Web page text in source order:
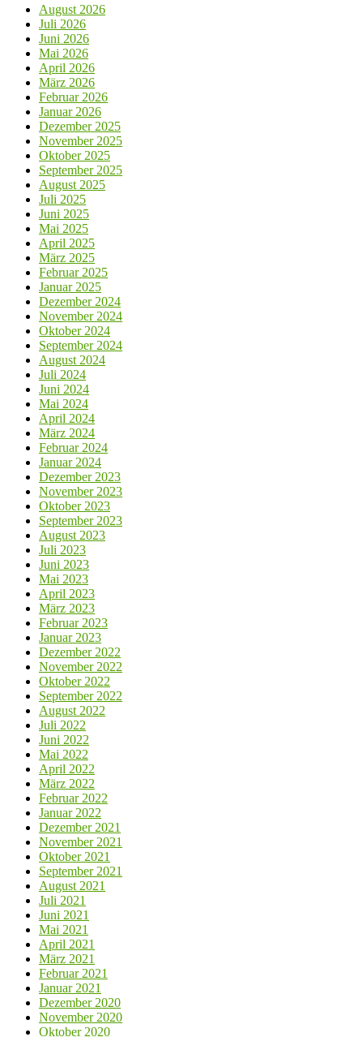
August 2026
Juli 2026
Juni 2026
Mai 2026
April 2026
März 2026
Februar 2026
Januar 2026
Dezember 2025
November 2025
Oktober 2025
September 2025
August 2025
Juli 2025
Juni 2025
Mai 2025
April 2025
März 2025
Februar 2025
Januar 2025
Dezember 2024
November 2024
Oktober 2024
September 2024
August 2024
Juli 2024
Juni 2024
Mai 2024
April 2024
März 2024
Februar 2024
Januar 2024
Dezember 2023
November 2023
Oktober 2023
September 2023
August 2023
Juli 2023
Juni 2023
Mai 2023
April 2023
März 2023
Februar 2023
Januar 2023
Dezember 2022
November 2022
Oktober 2022
September 2022
August 2022
Juli 2022
Juni 2022
Mai 2022
April 2022
März 2022
Februar 2022
Januar 2022
Dezember 2021
November 2021
Oktober 2021
September 2021
August 2021
Juli 2021
Juni 2021
Mai 2021
April 2021
März 2021
Februar 2021
Januar 2021
Dezember 2020
November 2020
Oktober 2020